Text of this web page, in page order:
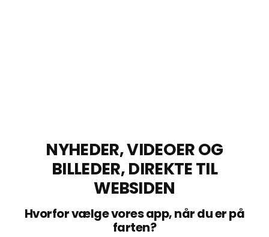
NYHEDER, VIDEOER OG
BILLEDER, DIREKTE TIL
WEBSIDEN
Hvorfor vælge vores app, når du er på
farten?